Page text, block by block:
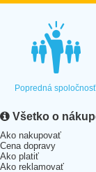
Popredná spoločnosť
Všetko o
Ako nakupovať
Cena dopravy
Ako platiť
Ako reklamovať